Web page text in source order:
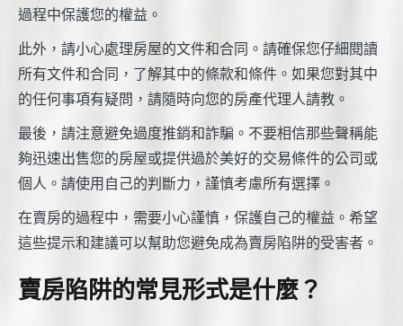
過程中保護您的權益。
此外，請小心處理房屋的文件和合同。請確保您仔細閱讀
所有文件和合同，了解其中的條款和條件。如果您對其中
的任何事項有疑問，請隨時向您的房產代理人請教。
最後，請注意避免過度推銷和詐騙。不要相信那些聲稱能
夠迅速出售您的房屋或提供過於美好的交易條件的公司或
個人。請使用自己的判斷力，謹慎考慮所有選擇。
在賣房的過程中，需要小心謹慎，保護自己的權益。希望
這些提示和建議可以幫助您避免成為賣房陷阱的受害者。
賣房陷阱的常見形式是什麼？